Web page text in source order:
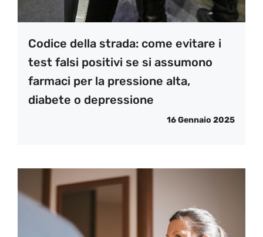
Codice della strada: come evitare i
test falsi positivi se si assumono
farmaci per la pressione alta,
diabete o depressione
16 Gennaio 2025